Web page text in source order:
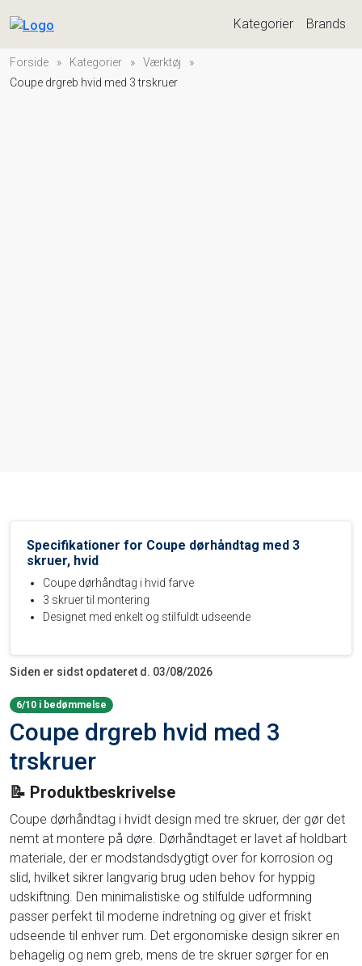
Kategorier Brands
Forside » Kategorier » Værktøj
»
Coupe drgreb hvid med 3 trskruer
Specifikationer for Coupe dørhåndtag med 3
skruer, hvid
Coupe dørhåndtag i hvid farve
3 skruer til montering
Designet med enkelt og stilfuldt udseende
Siden er sidst opdateret d. 03/08/2026
6/10 i bedømmelse
Coupe drgreb hvid med 3
trskruer
📝 Produktbeskrivelse
Coupe dørhåndtag i hvidt design med tre skruer, der gør det
nemt at montere på døre. Dørhåndtaget er lavet af holdbart
materiale, der er modstandsdygtigt over for korrosion og
slid, hvilket sikrer langvarig brug uden behov for hyppig
udskiftning. Den minimalistiske og stilfulde udformning
passer perfekt til moderne indretning og giver et friskt
udseende til enhver rum. Det ergonomiske design sikrer en
behagelig og nem greb, mens de tre skruer sørger for en